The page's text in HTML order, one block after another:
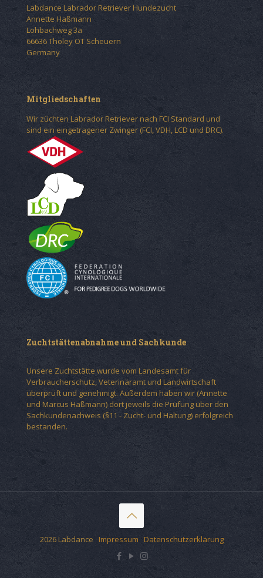
Labdance Labrador Retriever Hundezucht
Annette Haßmann
Lohbachweg 3a
66636 Tholey OT Scheuern
Germany
Mitgliedschaften
Wir züchten Labrador Retriever nach FCI Standard und
sind ein eingetragener Zwinger (FCI, VDH, LCD und DRC).
Zuchtstättenabnahme und Sachkunde
Unsere Zuchtstätte wurde vom Landesamt für
Verbraucherschutz, Veterinäramt und Landwirtschaft
überprüft und genehmigt. Außerdem haben wir (Annette
und Marcus Haßmann) dort jeweils die Prüfung über den
Sachkundenachweis (§11 - Zucht- und Haltung) erfolgreich
bestanden.
2026 Labdance Impressum Datenschutzerklärung